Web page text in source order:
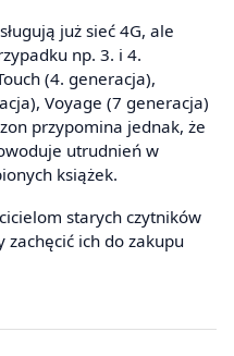
już sieć 4G, ale
np. 3. i 4.
(4. generacja),
Voyage (7 generacja)
przypomina jednak, że
utrudnień w
książek.
starych czytników
ich do zakupu